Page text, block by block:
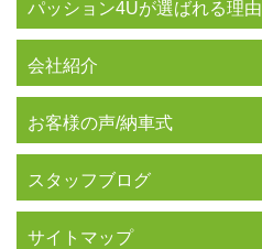
パッション4Uが選ばれる理由
会社紹介
お客様の声/納車式
スタッフブログ
サイトマップ